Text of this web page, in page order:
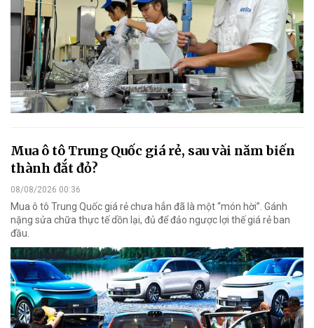
Mua ô tô Trung Quốc giá rẻ, sau vài năm biến
thành đắt đỏ?
08/08/2026 00:36
Mua ô tô Trung Quốc giá rẻ chưa hẳn đã là một “món hời”. Gánh
nặng sửa chữa thực tế dồn lại, đủ để đảo ngược lợi thế giá rẻ ban
đầu.